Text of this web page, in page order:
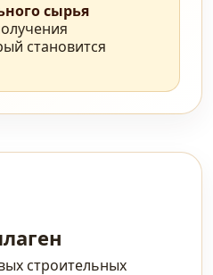
сырья
становится
строительных